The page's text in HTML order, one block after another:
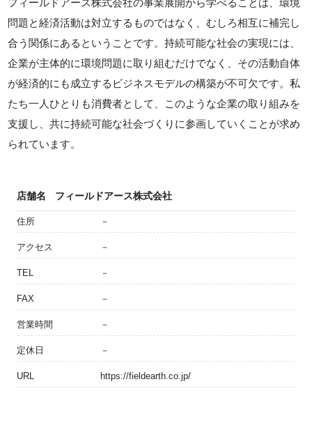
フィールドアース株式会社の事業展開から学べることは、環境
問題と経済活動は対立するものではなく、むしろ相互に補完し
合う関係にあるということです。持続可能な社会の実現には、
企業が主体的に環境問題に取り組むだけでなく、その活動自体
が経済的にも成立するビジネスモデルの構築が不可欠です。私
たち一人ひとりも消費者として、このような企業の取り組みを
支援し、共に持続可能な社会づくりに参画していくことが求め
られています。
店舗名 フィールドアース株式会社
住所 －
アクセス －
TEL －
FAX －
営業時間 －
定休日 －
URL https://fieldearth.co.jp/